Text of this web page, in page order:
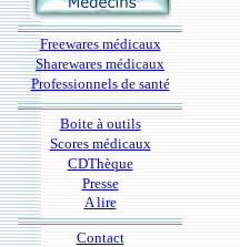
Freewares médicaux
Sharewares médicaux
Professionnels de santé
Boite à outils
Scores médicaux
CDThèque
Presse
A lire
Contact